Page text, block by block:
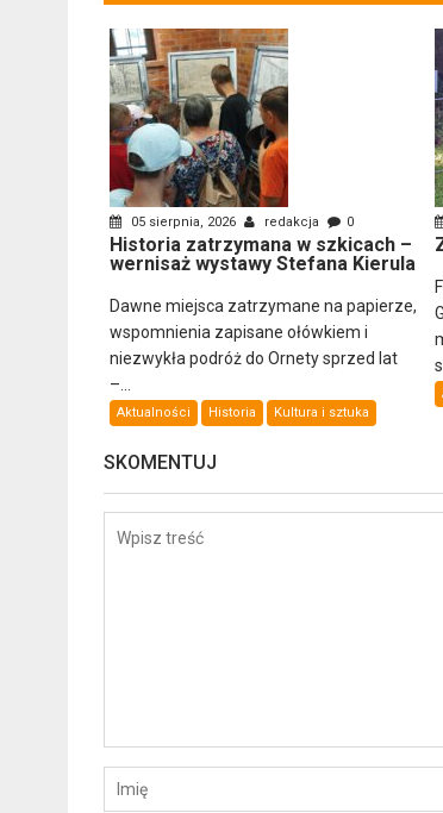
05 sierpnia, 2026 redakcja 0
Historia zatrzymana w szkicach –
wernisaż wystawy Stefana Kierula
Dawne miejsca zatrzymane na papierze,
wspomnienia zapisane ołówkiem i
niezwykła podróż do Ornety sprzed lat
–...
Aktualności Historia Kultura i sztuka
SKOMENTUJ